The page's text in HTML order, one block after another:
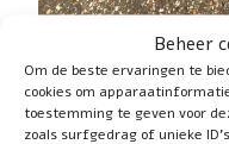
Beheer
Om de beste ervaringen te
cookies om
toestemming te geven voor
zoals surfgedrag of unieke
Previous
Return to